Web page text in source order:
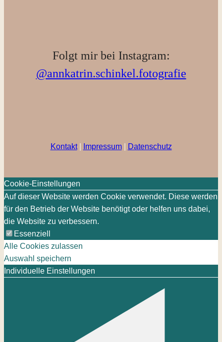
Folgt mir bei Instagram:
@annkatrin.schinkel.fotografie
Kontakt| Impressum| Datenschutz
Cookie-Einstellungen
Auf dieser Website werden Cookie verwendet. Diese werden
für den Betrieb der Website benötigt oder helfen uns dabei,
die Website zu verbessern.
Essenziell
Alle Cookies zulassen
Auswahl speichern
Individuelle Einstellungen